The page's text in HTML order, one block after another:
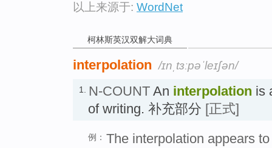
以上来源于: WordNet
柯林斯英汉双解大词典
interpolation /ɪnˌtɜːpəˈleɪʃən/
1. N-COUNT An interpolation is
of writing. 补充部分 [正式]
例： The interpolation appears